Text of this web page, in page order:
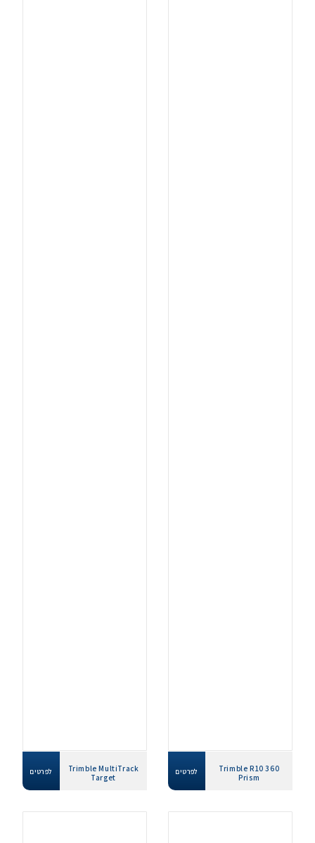
Trimble R10 360
Prism
לפרטים
Trimble MultiTrack
Target
לפרטים